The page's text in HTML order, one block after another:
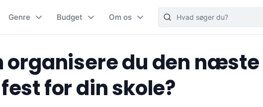
Genre Budget Om os
organisere du den næste
fest for din skole?